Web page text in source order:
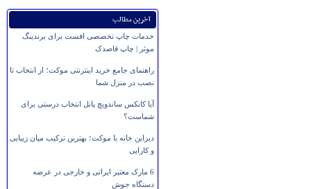
آخرین مطالب
خدمات چاپ تخصصی افست برای برندینگ
موثر | چاپ قاصدک
راهنمای جامع خرید اینترنتی موکت؛ از انتخاب تا
نصب در منزل شما
آیا کانکس ساندویچ پانل انتخاب درستی برای
شماست؟
دیزاین خانه با موکت؛ بهترین ترکیب میان زیبایی
و کارایی
6 مارک معتبر ایرانی و خارجی در عرضه
دستگاه جوش